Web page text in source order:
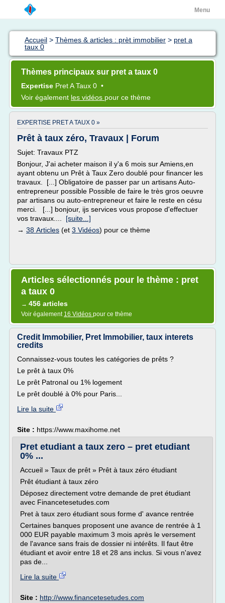
Menu
Accueil > Thèmes & articles : prèt immobilier > pret a
taux 0
Thèmes principaux sur pret a taux 0
Expertise PretATaux 0 •
Voir également les vidéos pour ce thème
EXPERTISE PRET A TAUX 0 »
Prêt à taux zéro, Travaux | Forum
Sujet: Travaux PTZ
Bonjour, J'ai acheter maison il y'a 6 mois sur Amiens,en
ayant obtenu un Prêt à Taux Zero doublé pour financer les
travaux. [...] Obligatoire de passer par un artisans Auto-
entrepreneur possible Possible de faire le très gros oeuvre
par artisans ou auto-entrepreneur et faire le reste en césu
merci. [...] bonjour, ijs services vous propose d'effectuer
vos travaux.... [suite...]
→ 38 Articles (et 3 Vidéos) pour ce thème
Articles sélectionnés pour le thème : pret
a taux 0
→ 456 articles
Voir également 16 Vidéos pour ce thème
Credit Immobilier, Pret Immobilier, taux interets
credits
Connaissez-vous toutes les catégories de prêts ?
Le prêt à taux 0%
Le prêt Patronal ou 1% logement
Le prêt doublé à 0% pour Paris...
Lire la suite
Site : https://www.maxihome.net
Pret etudiant a taux zero – pret etudiant
0% ...
Accueil » Taux de prêt » Prêt à taux zéro étudiant
Prêt étudiant à taux zéro
Déposez directement votre demande de pret étudiant
avec Financetesetudes.com
Pret à taux zero étudiant sous forme d' avance rentrée
Certaines banques proposent une avance de rentrée à 1
000 EUR payable maximum 3 mois après le versement
de l'avance sans frais de dossier ni intérêts. Il faut être
étudiant et avoir entre 18 et 28 ans inclus. Si vous n'avez
pas de...
Lire la suite
Site : http://www.financetesetudes.com